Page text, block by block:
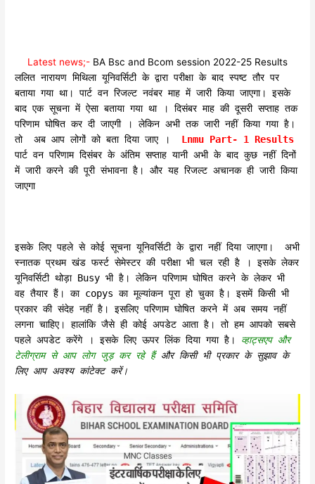
Latest news;- BA Bsc and Bcom session 2022-25 Results
ललित नारायण मिथिला यूनिवर्सिटी के द्वारा परीक्षा के बाद स्पष्ट तौर पर
बताया गया था। पार्ट वन रिजल्ट नवंबर माह में जारी किया जाएगा। इसके
बाद एक सूचना में ऐसा बताया गया था । दिसंबर माह की दूसरी सप्ताह तक
परिणाम घोषित कर दी जाएगी । लेकिन अभी तक जारी नहीं किया गया है।
तो अब आप लोगों को बता दिया जाए । Lnmu Part- 1 Results
पार्ट वन परिणाम दिसंबर के अंतिम सप्ताह यानी अभी के बाद कुछ नहीं दिनों
में जारी करने की पूरी संभावना है। और यह रिजल्ट अचानक ही जारी किया
जाएगा
इसके लिए पहले से कोई सूचना यूनिवर्सिटी के द्वारा नहीं दिया जाएगा। अभी
स्नातक प्रथम खंड फर्स्ट सेमेस्टर की परीक्षा भी चल रही है । इसके लेकर
यूनिवर्सिटी थोड़ा Busy भी है। लेकिन परिणाम घोषित करने के लेकर भी
वह तैयार हैं। का copys का मूल्यांकन पूरा हो चुका है। इसमें किसी भी
प्रकार की संदेह नहीं है। इसलिए परिणाम घोषित करने में अब समय नहीं
लगना चाहिए। हालांकि जैसे ही कोई अपडेट आता है। तो हम आपको सबसे
पहले अपडेट करेंगे । इसके लिए ऊपर लिंक दिया गया है। व्हाट्सएप और
टेलीग्राम से आप लोग जुड़ कर रहे हैंऔर किसी भी प्रकार के सुझाव के
लिए आप अवश्य कांटेक्ट करें।